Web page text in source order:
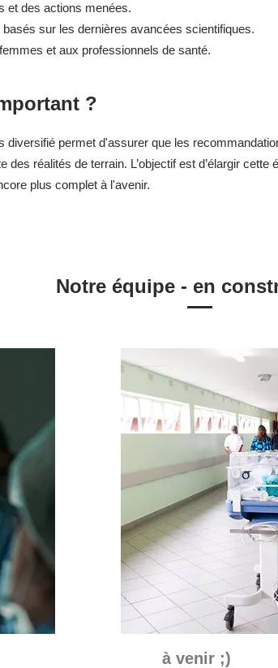
et des actions menées.
sur les dernières avancées scientifiques.
et aux professionnels de santé.
?
diversifié permet d'assurer que les
réalités de terrain. L’objectif est d’élargir cette
plus complet à l'avenir.
Notre équipe - en
à venir ;)